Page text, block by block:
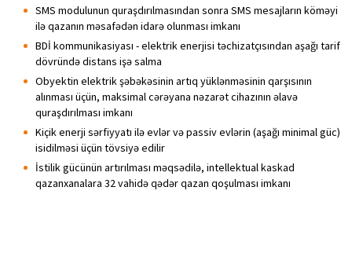
SMS modulunun quraşdırılmasından sonra SMS mesajların köməyi
ilə qazanın məsafədən idarə olunması imkanı
BDİ kommunikasiyası - elektrik enerjisi təchizatçısından aşağı tarif
dövründə distans işə salma
Obyektin elektrik şəbəkəsinin artıq yüklənməsinin qarşısının
alınması üçün, maksimal cərəyana nəzarət cihazının əlavə
quraşdırılması imkanı
Kiçik enerji sərfiyyatı ilə evlər və passiv evlərin (aşağı minimal güc)
isidilməsi üçün tövsiyə edilir
İstilik gücünün artırılması məqsədilə, intellektual kaskad
qazanxanalara 32 vahidə qədər qazan qoşulması imkanı